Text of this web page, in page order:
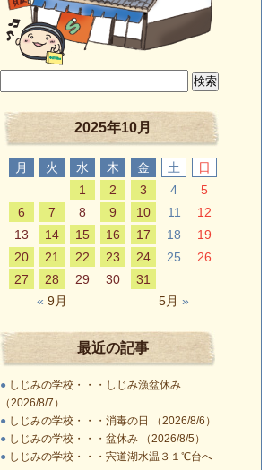
2025年10月
月 火 水 木 金 土 日
« 9月 5月 »
1 2 3 4
5
6
7 8 9 10 11
12
13
14 15 16 17 18
19
20
21 22 23 24 25
26
27
28 29 30 31
最近の記事
● しじみの学校・・・しじみ漁盆休み
（2026/8/7）
● しじみの学校・・・消毒の日 （2026/8/6）
● しじみの学校・・・盆休み （2026/8/5）
● しじみの学校・・・宍道湖水温３１℃台へ